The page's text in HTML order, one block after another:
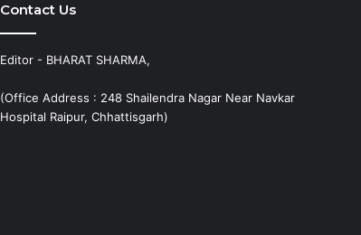
Contact Us
Editor - BHARAT SHARMA,
(Office Address : 248 Shailendra Nagar Near Navkar
Hospital Raipur, Chhattisgarh)